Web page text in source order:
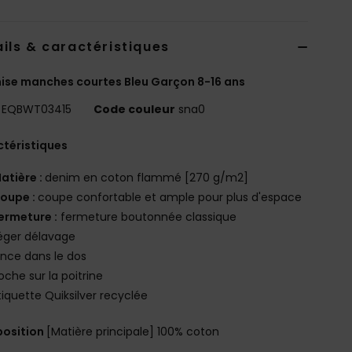
& caractéristiques
manches courtes Bleu Garçon 8-16 ans
EQBWT03415 Code couleur sna0
: denim en coton flammé [270 g/m2]
: coupe confortable et ample pour plus d'espace
: fermeture boutonnée classique
délavage
dans le dos
sur la poitrine
Quiksilver recyclée
[Matière principale] 100% coton